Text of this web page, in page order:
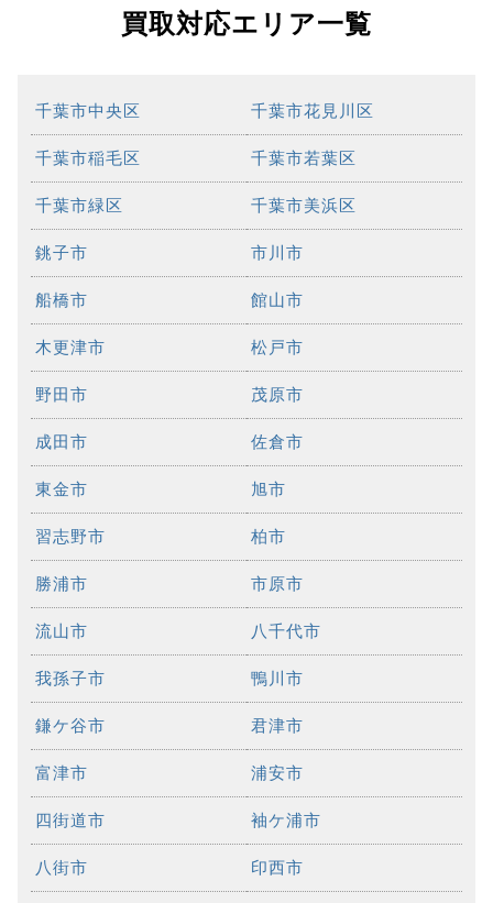
買取対応エリア一覧
千葉市中央区 千葉市花見川区
千葉市稲毛区 千葉市若葉区
千葉市緑区 千葉市美浜区
銚子市 市川市
船橋市 館山市
木更津市 松戸市
野田市 茂原市
成田市 佐倉市
東金市 旭市
習志野市 柏市
勝浦市 市原市
流山市 八千代市
我孫子市 鴨川市
鎌ケ谷市 君津市
富津市 浦安市
四街道市 袖ケ浦市
八街市 印西市